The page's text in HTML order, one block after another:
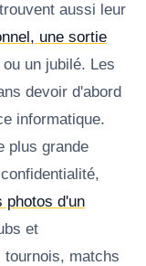
aussi leur
une sortie
un jubilé. Les
devoir d'abord
informatique.
plus grande
photos d'un
et
matchs